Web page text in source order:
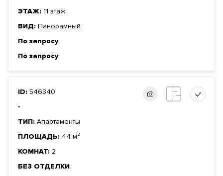
ЭТАЖ: 11 этаж
ВИД: Панорамный
По запросу
По запросу
ID: 546340
-
ТИП: Апартаменты
ПЛОЩАДЬ: 44 м²
КОМНАТ: 2
БЕЗ ОТДЕЛКИ